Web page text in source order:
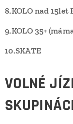
8.KOLO nad 15let
9.KOLO 35+
10.SKATE
VOLNÉ